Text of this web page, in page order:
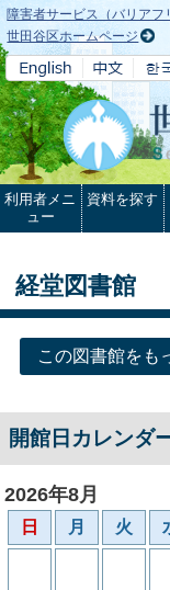
本文へ
障害者サービス（バリアフ
世田谷区ホームページ
利用者メニ
ュー
資料を探す
経堂図書館
この図書館をも
開館日カレンダ
2026年8月
日 月 火